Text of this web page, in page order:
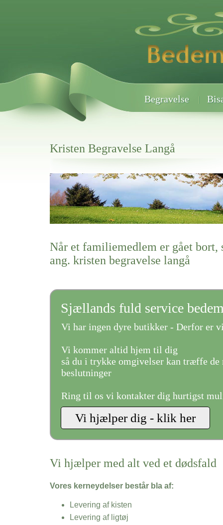
Begravelse
Kristen Begravelse Langå
Her hos os får du altid en god afslutning når det gælder
Kristen Begravelse Langå
vi hjælper i alle faser af begravelsel
Når et familiemedlem er gået bort,
ang. kristen begravelse langå
Sjællands fuld service
Vi har ingen dyre butikker - Derfor er
Vi kommer altid hjem til dig
så du i trykke omgivelser kan træffe de
beslutninger
Ring til os vi kontakter dig hurtigst
Vi hjælper med alt ved et dødsfald
Vores kerneydelser består bla af:
Levering af kisten
Levering af ligtøj